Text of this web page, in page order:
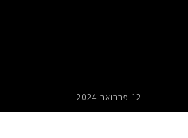
12 פברואר 2024